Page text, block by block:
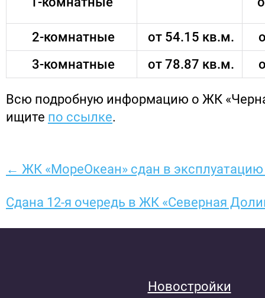
2-комнатные от 54.15 кв.м.
3-комнатные
от 78.87 кв.м.
Всю подробную информацию о ЖК
ищите по ссылке.
← ЖК «МореОкеан» сдан в
Сдана 12-я очередь в ЖК «Северная
Новостройки